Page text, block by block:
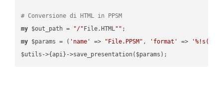
# Conversione di HTML in PPSM
my $out_path = "/" File.HTML""
my $params = ( 'name' => "File.PPSM" , 'format' =>